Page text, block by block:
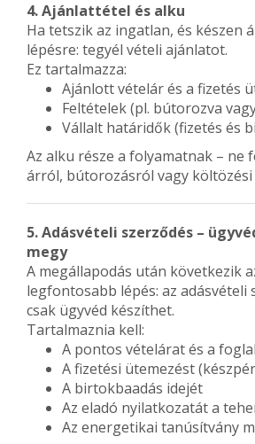
4. Ajánlattétel és alku
Ha tetszik az ingatlan, és készen
lépésre: tegyél vételi ajánlatot.
Ez tartalmazza:
Ajánlott vételár és a fizetés
Feltételek (pl. bútorozva
Vállalt határidők (fizetés és
Az alku része a folyamatnak – ne
árról, bútorozásról vagy
5. Adásvételi szerződés –
megy
A megállapodás után következik
legfontosabb lépés: az adásvételi
csak ügyvéd készíthet.
Tartalmaznia kell:
A pontos vételárat és a
A fizetési ütemezést
A birtokbaadás idejét
Az eladó nyilatkozatát a
Az energetikai tanúsítvány